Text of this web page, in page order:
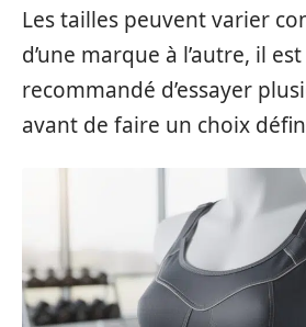
Les tailles peuvent varier
d’une marque à l’autre, il
recommandé d’essayer
avant de faire un choix